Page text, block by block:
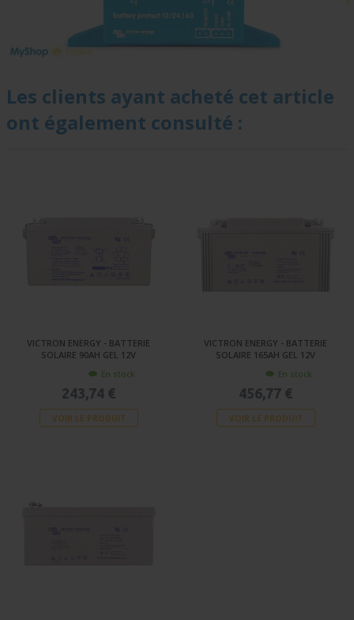
Les clients ayant acheté cet article
ont également consulté :
VICTRON ENERGY - BATTERIE
SOLAIRE 90AH GEL 12V
En stock
243,74 €
VOIR LE PRODUIT
VICTRON ENERGY - BATTERIE
SOLAIRE 165AH GEL 12V
En stock
456,77 €
VOIR LE PRODUIT